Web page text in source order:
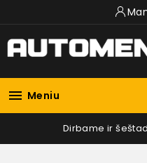
 Meniu
Dirbame ir